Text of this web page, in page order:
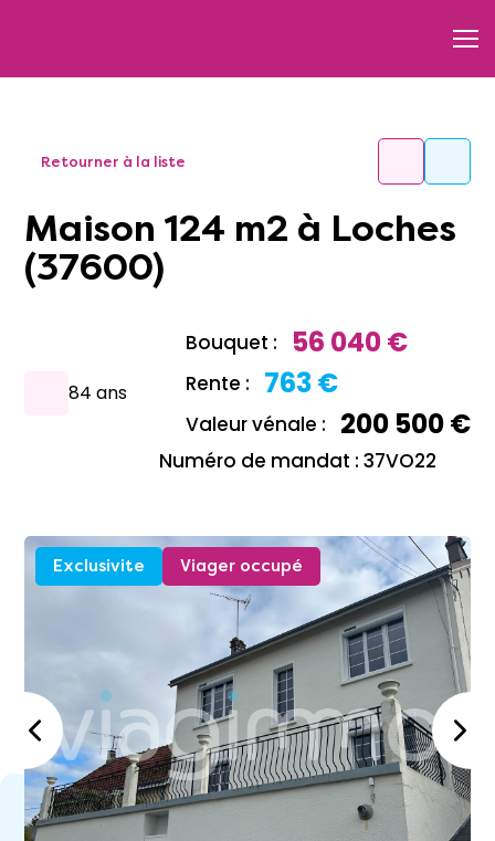
Retourner à la liste
Maison 124 m2 à Loches
(37600)
84 ans
Bouquet : 56 040 €
Rente : 763 €
Valeur vénale : 200 500 €
Numéro de mandat : 37VO22
Exclusivite Viager occupé